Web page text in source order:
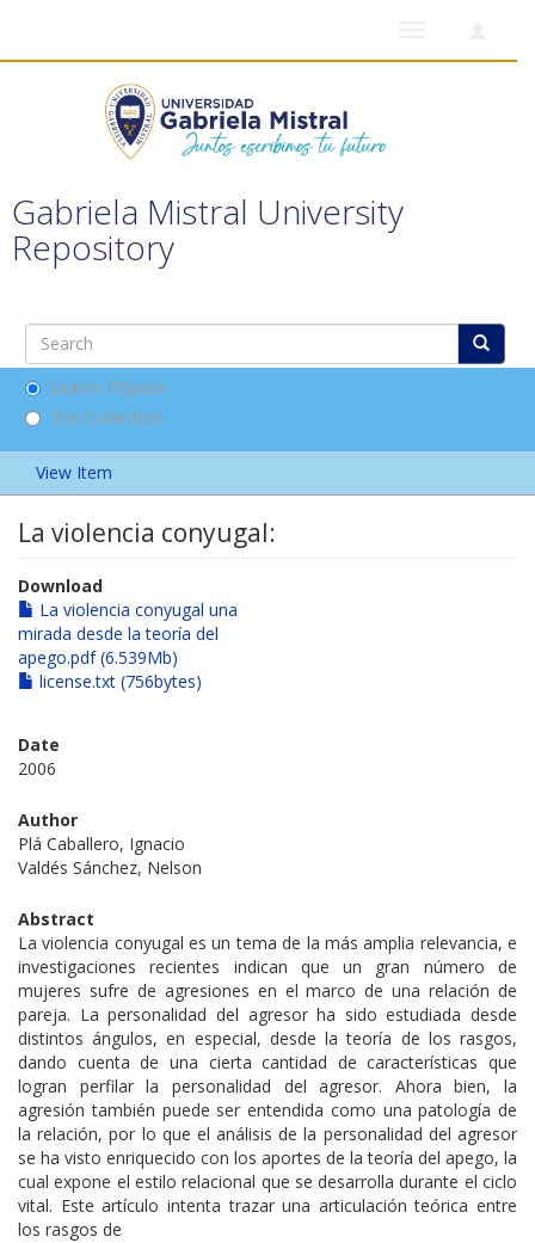
Gabriela Mistral University
Repository
Search DSpace
This Collection
View Item
La violencia conyugal:
Download
La violencia conyugal una
mirada desde la teoría del
apego.pdf (6.539Mb)
license.txt (756bytes)
Date
2006
Author
Plá Caballero, Ignacio
Valdés Sánchez, Nelson
Abstract
La violencia conyugal es un tema de la más amplia relevancia, e
investigaciones recientes indican que un gran número de
mujeres sufre de agresiones en el marco de una relación de
pareja. La personalidad del agresor ha sido estudiada desde
distintos ángulos, en especial, desde la teoría de los rasgos,
dando cuenta de una cierta cantidad de características que
logran perfilar la personalidad del agresor. Ahora bien, la
agresión también puede ser entendida como una patología de
la relación, por lo que el análisis de la personalidad del agresor
se ha visto enriquecido con los aportes de la teoría del apego, la
cual expone el estilo relacional que se desarrolla durante el ciclo
vital. Este artículo intenta trazar una articulación teórica entre
los rasgos de